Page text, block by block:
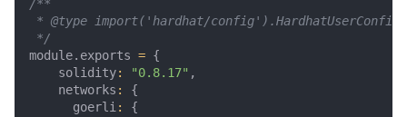
*/
module. exports = {
solidity: "0.8.17" ,
networks :
{
goerli :
{